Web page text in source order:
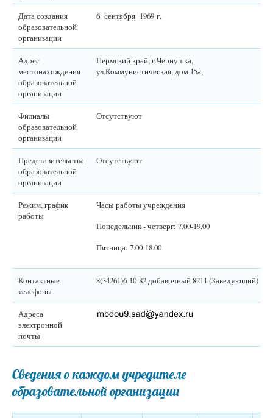
Дата создания
образовательной
организации
6 сентября 1969 г.
Адрес
местонахождения
образовательной
организации
Пермский край, г.Чернушка,
ул.Коммунистическая, дом 15а;
Филиалы
образовательной
организации
Отсутствуют
Представительства
образовательной
организации
Отсутствуют
Режим, график
работы
Часы работы учреждения
Понедельник - четверг: 7.00-19.00
Пятница: 7.00-18.00
Контактные
телефоны
8(34261)6-10-82 добавочный 8211 (Заведующий)
Адреса
электронной
почты
Сведения о каждом учредителе
образовательной организации